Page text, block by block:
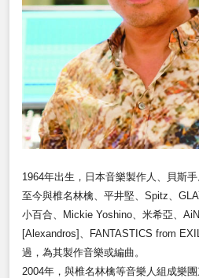
1964年出生，日本音樂製作人、貝斯手
至今與椎名林檎、平井堅、Spitz、
小百合、Mickie Yoshino、米希亞、
[Alexandros]、FANTASTICS from
過，為其製作音樂或編曲。
2004年，與椎名林檎等音樂人組成樂團